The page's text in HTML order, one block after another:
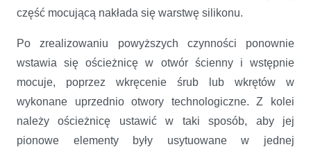
część mocującą nakłada się warstwę silikonu.
Po zrealizowaniu powyższych czynności ponownie
wstawia się ościeżnicę w otwór ścienny i wstępnie
mocuje, poprzez wkręcenie śrub lub wkrętów w
wykonane uprzednio otwory technologiczne. Z kolei
należy ościeżnicę ustawić w taki sposób, aby jej
pionowe elementy były usytuowane w jednej